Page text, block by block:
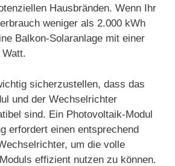
Hausbränden. Wenn Ihr
weniger als 2.000 kWh
Balkon-Solaranlage mit einer
Watt.
sicherzustellen, dass das
und der Wechselrichter
sind. Ein Photovoltaik-Modul
erfordert einen entsprechend
um die volle
effizient nutzen zu können.